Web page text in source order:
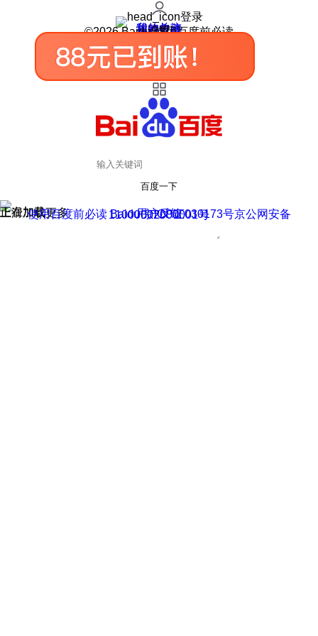
登录
我的关注
我的收藏
皮肤中心
用户反馈
设置
©2026 Baidu 使用百度前必读
百度一下
正在加载
上滑加载更多 用户反馈
使用百度前必读 Baidu 京ICP证030173号
京公网安备11000002000001号